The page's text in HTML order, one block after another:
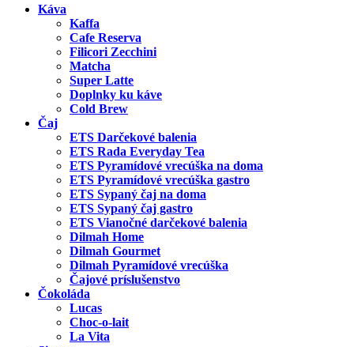
Káva
Kaffa
Cafe Reserva
Filicori Zecchini
Matcha
Super Latte
Doplnky ku káve
Cold Brew
Čaj
ETS Darčekové balenia
ETS Rada Everyday Tea
ETS Pyramídové vrecúška na doma
ETS Pyramídové vrecúška gastro
ETS Sypaný čaj na doma
ETS Sypaný čaj gastro
ETS Vianočné darčekové balenia
Dilmah Home
Dilmah Gourmet
Dilmah Pyramídové vrecúška
Čajové príslušenstvo
Čokoláda
Lucas
Choc-o-lait
La Vita